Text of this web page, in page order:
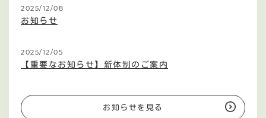
2025/12/08
お知らせ
2025/12/05
【重要なお知らせ】新体制のご案内
お知らせを見る